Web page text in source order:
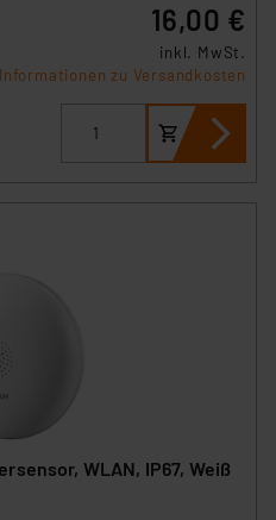
16,00 €
inkl. MwSt.
Informationen zu Versandkosten
WLAN, IP67, Weiß